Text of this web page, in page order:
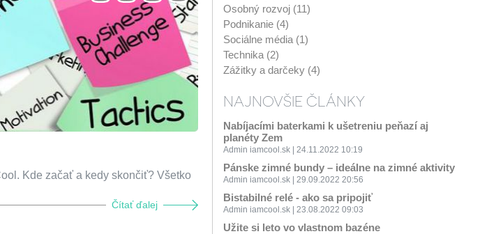
Kde začať a kedy skončiť? Všetko
Čítať ďalej
Osobný rozvoj (11)
Podnikanie (4)
Sociálne média (1)
Technika (2)
Zážitky a darčeky (4)
NAJNOVŠIE ČLÁNKY
Nabíjacími baterkami k ušetreniu peňazí aj
planéty Zem
Admin iamcool.sk | 24.11.2022 10:19
Pánske zimné bundy – ideálne na zimné aktivity
Admin iamcool.sk | 29.09.2022 20:56
Bistabilné relé - ako sa pripojiť
Admin iamcool.sk | 23.08.2022 09:03
Užite si leto vo vlastnom bazéne